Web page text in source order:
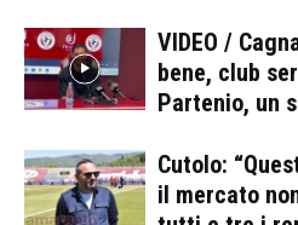
VIDEO /
bene, club
Partenio, un
Cutolo:
il mercato